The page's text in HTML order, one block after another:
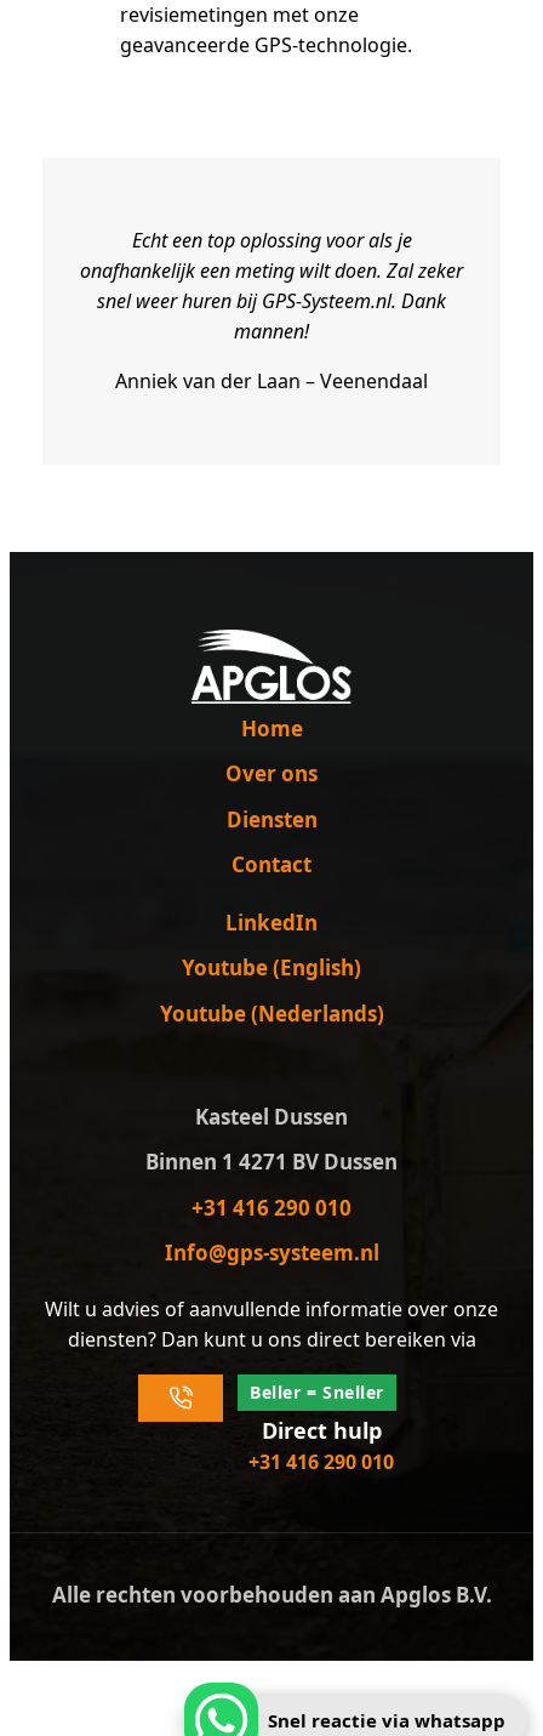
revisiemetingen met onze
geavanceerde GPS-technologie.
Echt een top oplossing voor als je
onafhankelijk een meting wilt doen. Zal zeker
snel weer huren bij GPS-Systeem.nl. Dank
mannen!
Anniek van der Laan – Veenendaal
Home
Over ons
Diensten
Contact
LinkedIn
Youtube (English)
Youtube (Nederlands)
Kasteel Dussen
Binnen 1 4271 BV Dussen
+31 416 290 010
Info@gps-systeem.nl
Wilt u advies of aanvullende informatie over onze
diensten? Dan kunt u ons direct bereiken via
Direct hulp
+31 416 290 010
Beller = Sneller
Alle rechten voorbehouden aan Apglos B.V.
Snel reactie via whatsapp